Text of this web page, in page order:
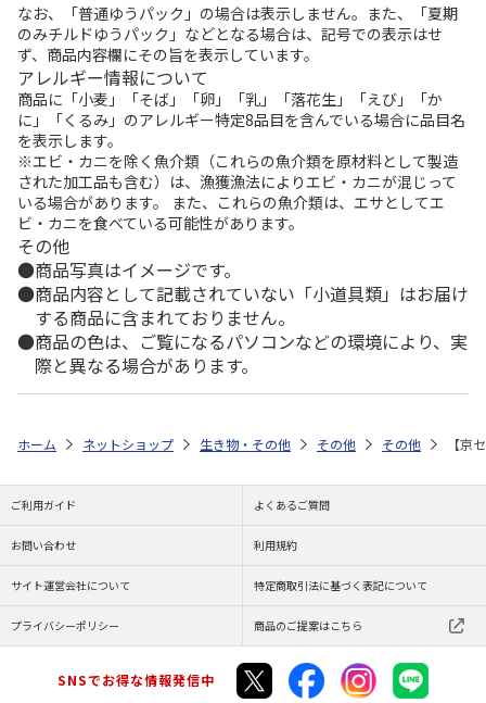
なお、「普通ゆうパック」の場合は表示しません。また、「夏期
のみチルドゆうパック」などとなる場合は、記号での表示はせ
ず、商品内容欄にその旨を表示しています。
アレルギー情報について
商品に「小麦」「そば」「卵」「乳」「落花生」「えび」「か
に」「くるみ」のアレルギー特定8品目を含んでいる場合に品目名
を表示します。
※エビ・カニを除く魚介類（これらの魚介類を原材料として製造
された加工品も含む）は、漁獲漁法によりエビ・カニが混じって
いる場合があります。 また、これらの魚介類は、エサとしてエ
ビ・カニを食べている可能性があります。
その他
商品写真はイメージです。
商品内容として記載されていない「小道具類」はお届け
する商品に含まれておりません。
商品の色は、ご覧になるパソコンなどの環境により、実
際と異なる場合があります。
ホーム ネットショップ 生き物・その他 その他 その他 【京
ご利用ガイド よくあるご質問
お問い合わせ 利用規約
サイト運営会社について 特定商取引法に基づく表記について
プライバシーポリシー 商品のご提案はこちら
SNSでお得な情報発信中